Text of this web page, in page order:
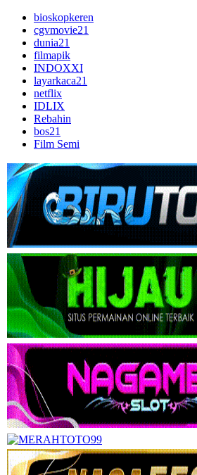
bioskopkeren
cgvmovie21
dunia21
filmapik
INDOXXI
layarkaca21
netflix
IDLIX
Rebahin
bos21
Film Semi